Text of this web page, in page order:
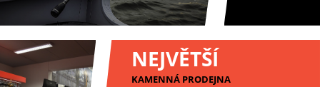
NEJVĚTŠÍ
KAMENNÁ PRODEJNA